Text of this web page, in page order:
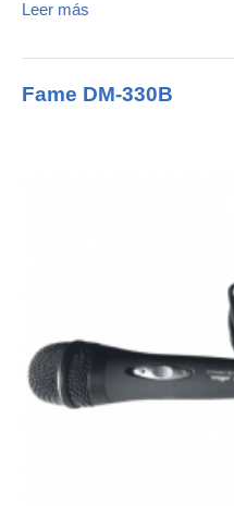
Leer más
Fame DM-330B